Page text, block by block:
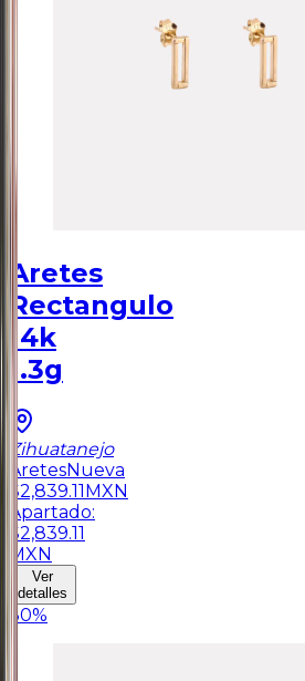
Aretes
Rectangulo
14k
1.3g
Zihuatanejo
AretesNueva
$2,839.11MXN
Apartado:
$2,839.11
MXN
Ver
detalles
30%